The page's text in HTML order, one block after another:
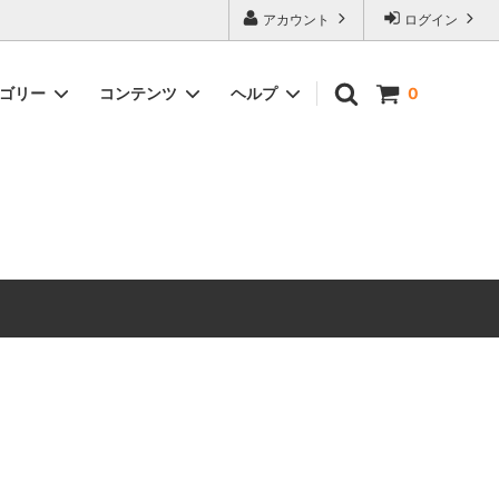
ログイン
アカウント
0
リー コンテンツ ヘルプ